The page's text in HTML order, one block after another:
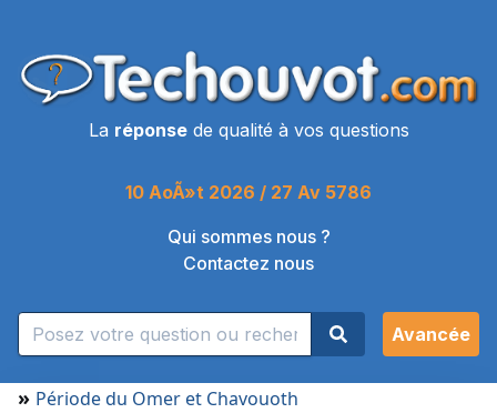
La réponsede qualité à vos questions
10 AoÃ»t 2026 / 27 Av 5786
Qui sommes nous ?
Contactez nous
Avancée
» Période du Omer et Chavouoth